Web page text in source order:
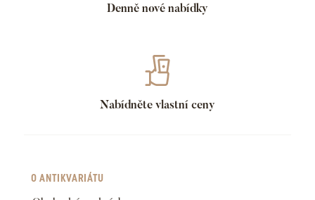
Denně nové nabídky
Nabídněte vlastní ceny
O ANTIKVARIÁTU